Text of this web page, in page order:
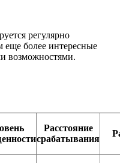
регулярно
еще более интересные
возможностями.
Расстояние
срабатывания